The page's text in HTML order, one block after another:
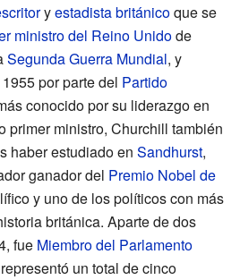
yestadistabritánicoque se
ministro del Reino Unidode
Segunda Guerra Mundial, y
por parte del Partido
conocido por su liderazgo en
primer ministro, Churchill también
haber estudiado en Sandhurst,
ganador del Premio Nobel de
y uno de los políticos con más
británica. Aparte de dos
fue Miembro del Parlamento
un total de cinco